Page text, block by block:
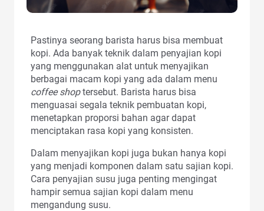
Pastinya seorang barista harus bisa membuat
kopi. Ada banyak teknik dalam penyajian kopi
yang menggunakan alat untuk menyajikan
berbagai macam kopi yang ada dalam menu
coffee shoptersebut. Barista harus bisa
menguasai segala teknik pembuatan kopi,
menetapkan proporsi bahan agar dapat
menciptakan rasa kopi yang konsisten.
Dalam menyajikan kopi juga bukan hanya kopi
yang menjadi komponen dalam satu sajian kopi.
Cara penyajian susu juga penting mengingat
hampir semua sajian kopi dalam menu
mengandung susu.